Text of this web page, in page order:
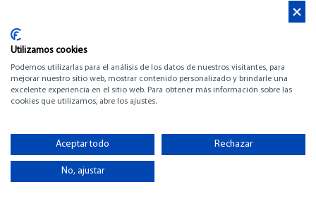
SESSA MARINE
OYSTER 34
-
Utilizamos cookies
Podemos utilizarlas para el análisis de los datos de nuestros visitantes, para
mejorar nuestro sitio web, mostrar contenido personalizado y brindarle una
excelente experiencia en el sitio web. Para obtener más información sobre las
cookies que utilizamos, abre los ajustes.
Aceptar todo Rechazar
No, ajustar